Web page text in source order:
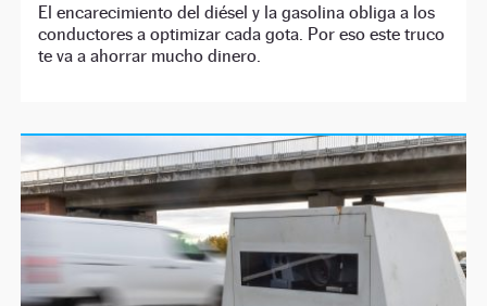
El encarecimiento del diésel y la gasolina obliga a los
conductores a optimizar cada gota. Por eso este truco
te va a ahorrar mucho dinero.